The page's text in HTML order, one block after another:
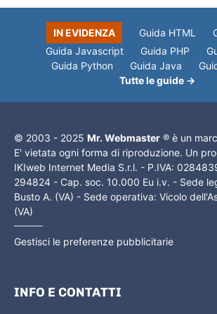
IN EVIDENZA Guida HTML
Guida Javascript
Guida PHP
Guida Python
Guida Java
Tutte le guide →
© 2003 - 2025 Mr. Webmaster ® è un
E' vietata ogni forma di riproduzione. Un
IKIweb Internet Media S.r.l. - P.IVA:
294824 - Cap. soc. 10.000 Eu i.v. - Sede
Busto A. (VA) - Sede operativa: Vicolo
(VA)
Gestisci le preferenze pubblicitarie
INFO E CONTATTI